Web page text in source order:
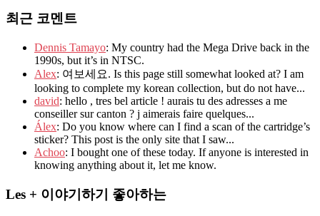
최근 코멘트
Dennis Tamayo: My country had the Mega Drive back in the
1990s, but it’s in NTSC.
Alex: 여보세요. Is this page still somewhat looked at? I am
looking to complete my korean collection, but do not have...
david: hello , tres bel article ! aurais tu des adresses a me
conseiller sur canton ? j aimerais faire quelques...
Álex: Do you know where can I find a scan of the cartridge’s
sticker? This post is the only site that I saw...
Achoo: I bought one of these today. If anyone is interested in
knowing anything about it, let me know.
Les + 이야기하기 좋아하는